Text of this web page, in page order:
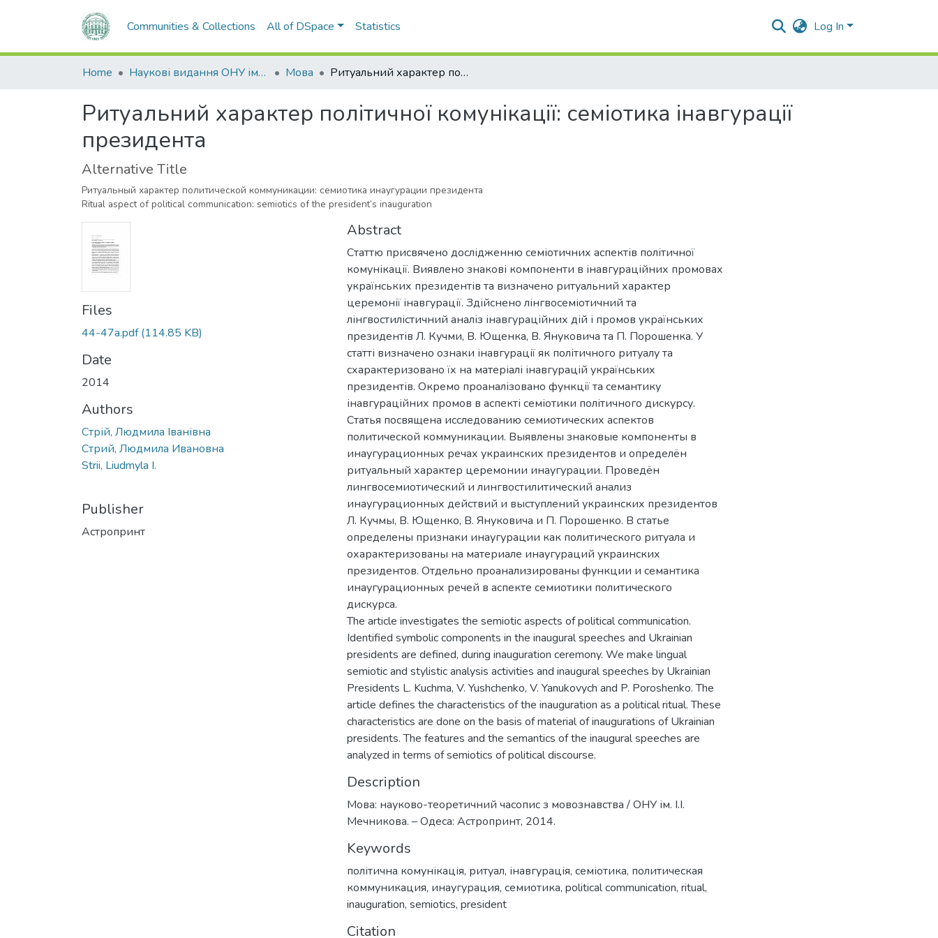
Communities & Collections All of DSpace Statistics Log In
Home Наукові видання ОНУ імені І. І. Мечникова Мова Ритуальний характер політичної комунікації: семіотика інавгурації президента
Ритуальний характер політичної комунікації: семіотика інавгурації
президента
Alternative Title
Ритуальный характер политической коммуникации: семиотика инаугурации президента
Ritual aspect of political communication: semiotics of the president’s inauguration
Files
44-47a.pdf(114.85 KB)
Date
2014
Authors
Стрій, Людмила Іванівна
Стрий, Людмила Ивановна
Strii, Liudmyla I.
Publisher
Астропринт
Abstract
Статтю присвячено дослідженню семіотичних аспектів політичної
комунікації. Виявлено знакові компоненти в інавгураційних промовах
українських президентів та визначено ритуальний характер
церемонії інавгурації. Здійснено лінгвосеміотичний та
лінгвостилістичний аналіз інавгураційних дій і промов українських
президентів Л. Кучми, В. Ющенка, В. Януковича та П. Порошенка. У
статті визначено ознаки інавгурації як політичного ритуалу та
схарактеризовано їх на матеріалі інавгурацій українських
президентів. Окремо проаналізовано функції та семантику
інавгураційних промов в аспекті семіотики політичного дискурсу.
Статья посвящена исследованию семиотических аспектов
политической коммуникации. Выявлены знаковые компоненты в
инаугурационных речах украинских президентов и определён
ритуальный характер церемонии инаугурации. Проведён
лингвосемиотический и лингвостилитический анализ
инаугурационных действий и выступлений украинских президентов
Л. Кучмы, В. Ющенко, В. Януковича и П. Порошенко. В статье
определены признаки инаугурации как политического ритуала и
охарактеризованы на материале инаугураций украинских
президентов. Отдельно проанализированы функции и семантика
инаугурационных речей в аспекте семиотики политического
дискурса.
The article investigates the semiotic aspects of political communication.
Identified symbolic components in the inaugural speeches and Ukrainian
presidents are defined, during inauguration ceremony. We make lingual
semiotic and stylistic analysis activities and inaugural speeches by Ukrainian
Presidents L. Kuchma, V. Yushchenko, V. Yanukovych and P. Poroshenko. The
article defines the characteristics of the inauguration as a political ritual. These
characteristics are done on the basis of material of inaugurations of Ukrainian
presidents. The features and the semantics of the inaugural speeches are
analyzed in terms of semiotics of political discourse.
Description
Мова: науково-теоретичний часопис з мовознавства / ОНУ ім. І.І.
Мечникова. – Одеса: Астропринт, 2014.
Keywords
політична комунікація, ритуал, інавгурація, семіотика, политическая
коммуникация, инаугурация, семиотика, political communication, ritual,
inauguration, semiotics, president
Citation